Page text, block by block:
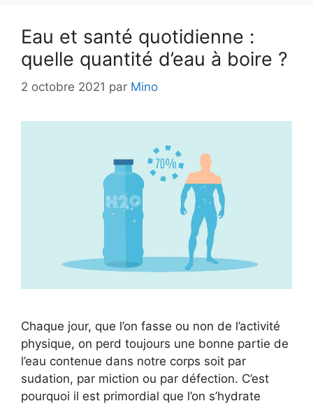
Eau et santé quotidienne :
quelle quantité d’eau à boire ?
2 octobre 2021 par Mino
Chaque jour, que l’on fasse ou non de l’activité
physique, on perd toujours une bonne partie de
l’eau contenue dans notre corps soit par
sudation, par miction ou par défection. C’est
pourquoi il est primordial que l’on s’hydrate